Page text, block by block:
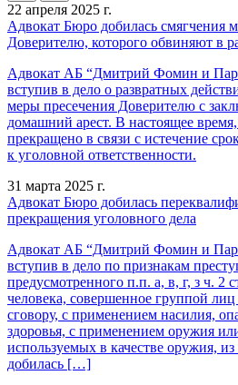
22 апреля 2025 г.
Адвокат Бюро добилась смягчения
Доверителю, которого обвиняют в
Адвокат АБ “Дмитрий Фомин и
вступив в дело о развратных
меры пресечения Доверителю с
домашний арест. В настоящее
прекращено в связи с истечение
к уголовной ответственности.
31 марта 2025 г.
Адвокат Бюро добилась
прекращения уголовного дела
Адвокат АБ “Дмитрий Фомин и
вступив в дело по признакам
предусмотренного п.п. а, в, г, з ч.
человека, совершенное группой
сговору, с применением насилия,
здоровья, с применением оружия
используемых в качестве оружия,
добилась […]